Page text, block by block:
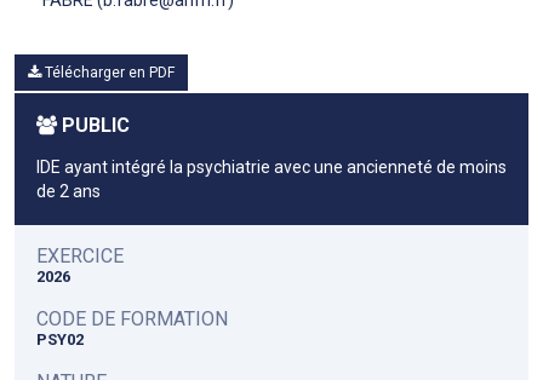
Télécharger en PDF
PUBLIC
IDE ayant intégré la psychiatrie avec une ancienneté de moins
de 2 ans
EXERCICE
2026
CODE DE FORMATION
PSY02